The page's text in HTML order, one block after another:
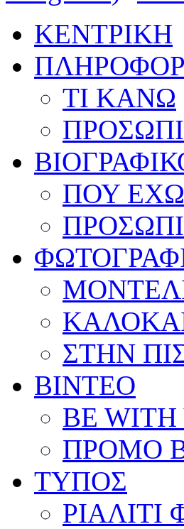
ΚΕΝΤΡΙΚΗ
ΤΙ ΚΑΝΩ
ΠΟΥ ΕΧΩ
ΣΤΗΝ
ΒΙΝΤΕΟ
BE WITH
ΠΡΟΜΟ
ΤΥΠΟΣ
ΡΙΑΛΙΤΙ